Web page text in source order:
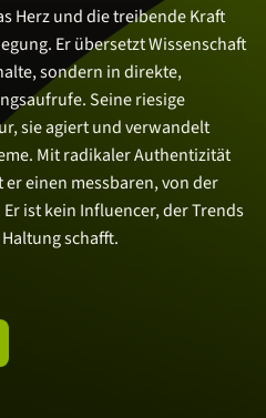
Herz und die treibende Kraft
Er übersetzt Wissenschaft
sondern in direkte,
Seine riesige
sie agiert und verwandelt
Mit radikaler Authentizität
einen messbaren, von der
ist kein Influencer, der Trends
schafft.